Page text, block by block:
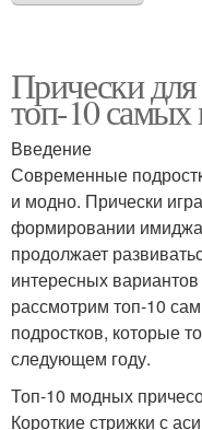
Прически
топ-10
Введение
Современные
и модно. Прически
формировании
продолжает
интересных
рассмотрим топ-10
подростков, которые
следующем году.
Топ-10 модных
Короткие стрижки с